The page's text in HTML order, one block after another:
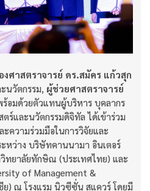
งศาสตราจารย์ ดร.สมัคร แก้วสุก
นวัตกรรม, ผู้ช่วยศาสตราจารย์
อมด้วยตัวแทนผู้บริหาร บุคลากร
ร์และนวัตกรรมดิจิทัล ได้เข้าร่วม
ความร่วมมือในการวิจัยและ
ว่าง บริษัทคานนามา อินเตอร์
ทยาลัยทักษิณ (ประเทศไทย) และ
of Management &
ย) ณ โรงแรม นิวซีซั่น สแควร์ โดยมี